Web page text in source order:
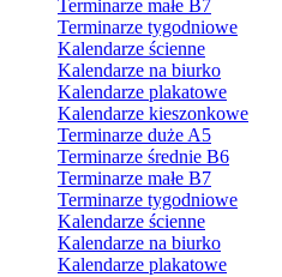
Terminarze małe B7
Terminarze tygodniowe
Kalendarze ścienne
Kalendarze na biurko
Kalendarze plakatowe
Kalendarze kieszonkowe
Terminarze duże A5
Terminarze średnie B6
Terminarze małe B7
Terminarze tygodniowe
Kalendarze ścienne
Kalendarze na biurko
Kalendarze plakatowe